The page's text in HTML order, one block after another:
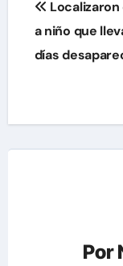
de
a niño que
días
Por